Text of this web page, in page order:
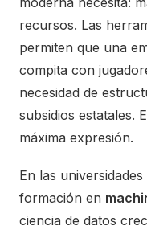
recursos. Las
permiten que una
compita con
necesidad de
subsidios estatales.
máxima expresión.
En las
formación en
ciencia de datos